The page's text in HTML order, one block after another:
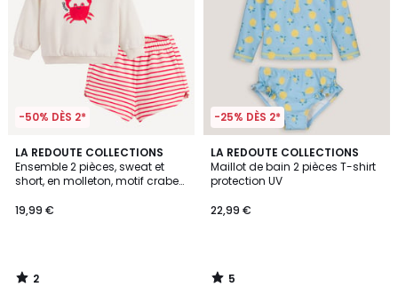
-50% DÈS 2*
LA REDOUTE COLLECTIONS
Ensemble 2 pièces, sweat et
short, en molleton, motif crabe
19,99 €
2
/
5
2
-25% DÈS 2*
LA REDOUTE COLLECTIONS
Maillot de bain 2 pièces T-shirt
protection UV
22,99 €
5
/
5
5